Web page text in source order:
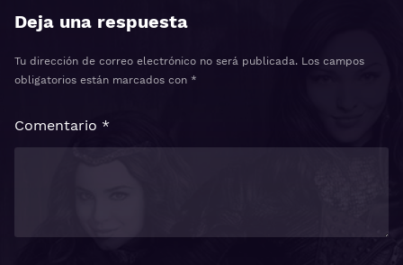
Deja una respuesta
Tu dirección de correo electrónico no será publicada. Los campos
obligatorios están marcados con *
Comentario *